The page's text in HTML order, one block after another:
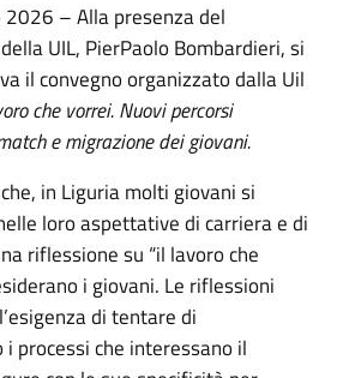
– Alla presenza del
UIL, PierPaolo Bombardieri, si
il convegno organizzato dalla Uil
che vorrei. Nuovi percorsi
e migrazione dei giovani.
in Liguria molti giovani si
loro aspettative di carriera e di
riflessione su “il lavoro che
i giovani. Le riflessioni
di tentare di
processi che interessano il